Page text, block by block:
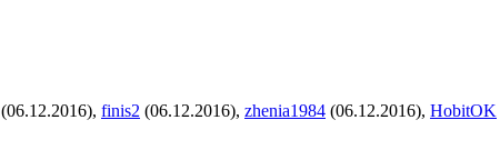
(06.12.2016), finis2 (06.12.2016), zhenia1984 (06.12.2016), HobitOK